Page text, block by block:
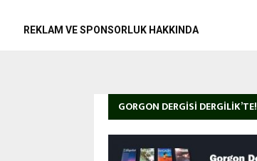
REKLAM VE SPONSORLUK HAKKINDA
GORGON DERGISI DERGILIK’TE!